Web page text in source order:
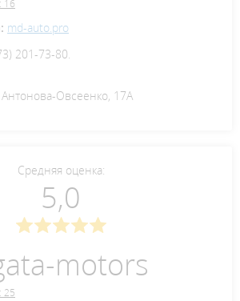
16
md-auto.pro
201-73-80.
Овсеенко, 17А
Средняя оценка:
5,0
motors
25